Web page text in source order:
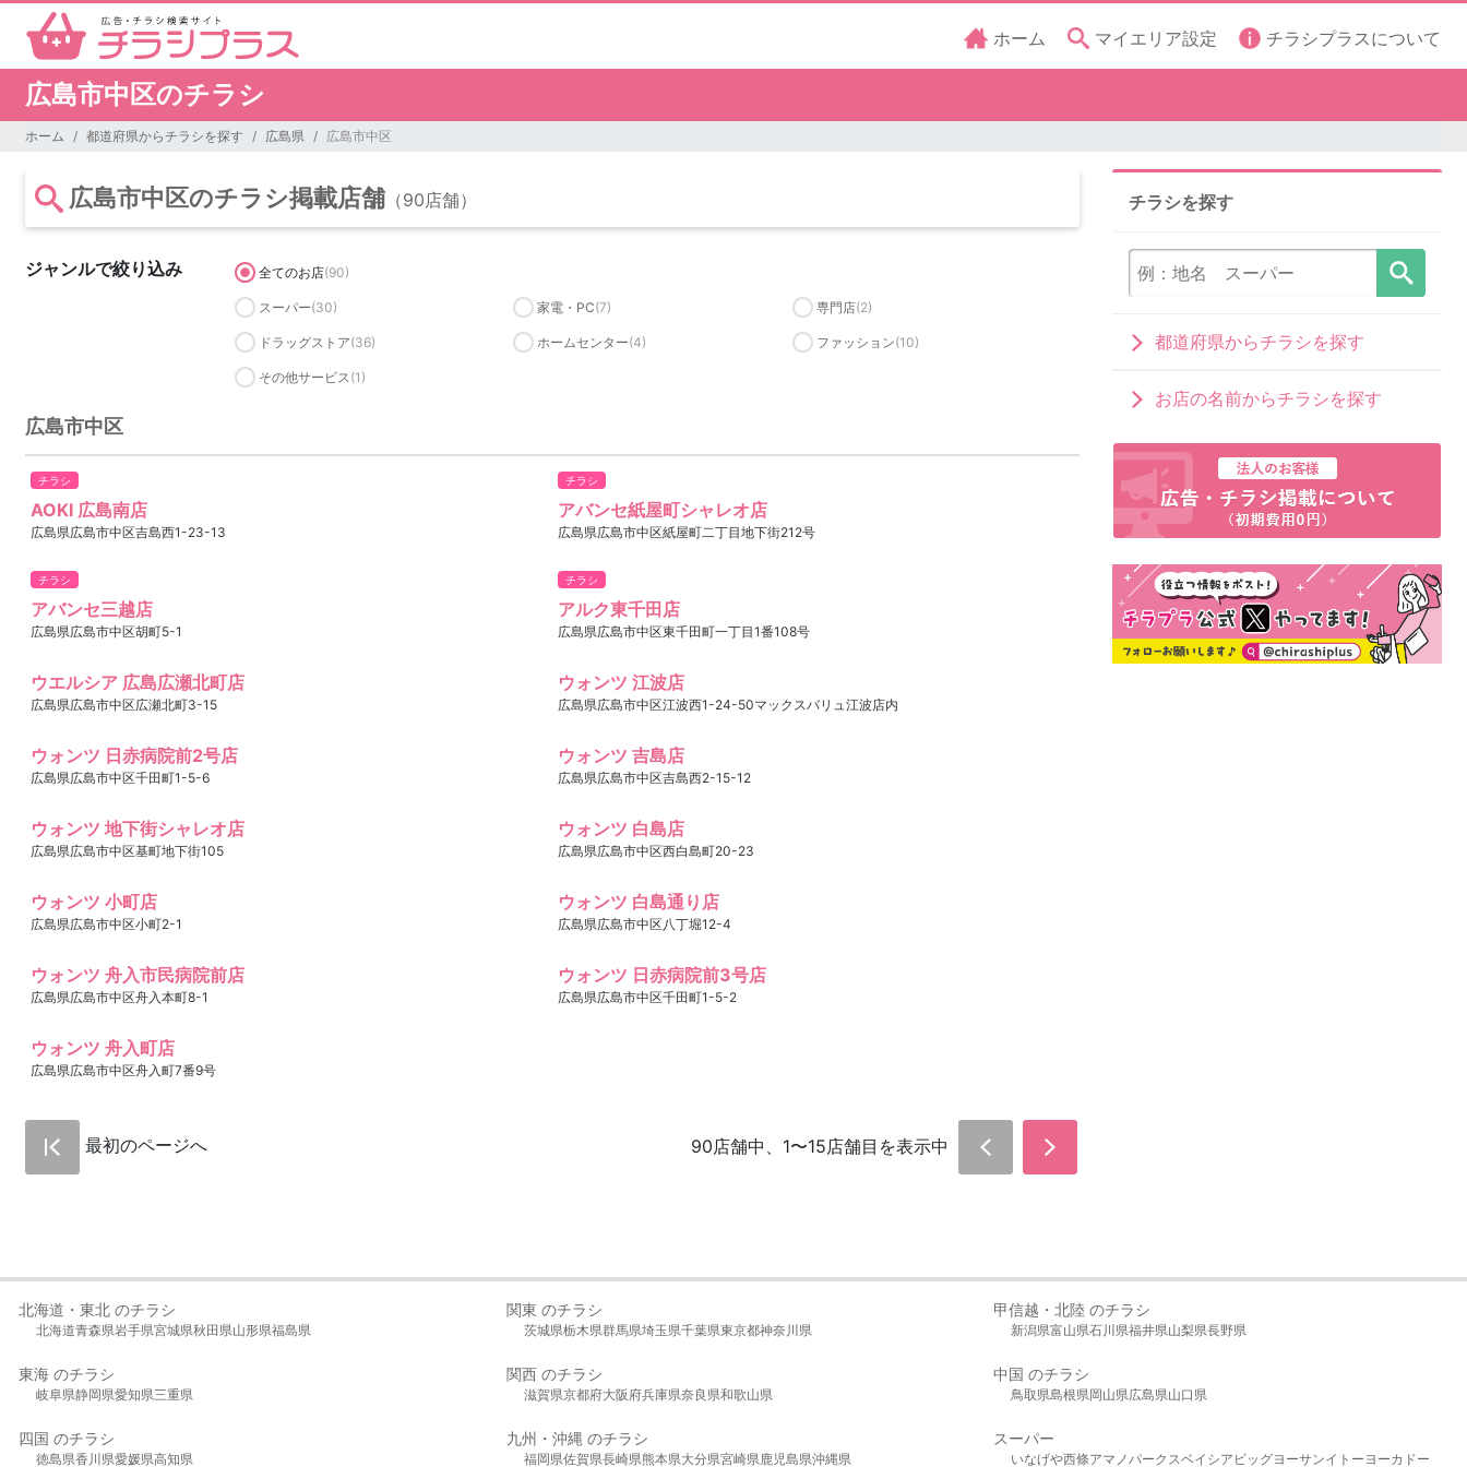
ホーム マイエリア設定 チラシプラスについて
広島市中区のチラシ
ホーム 都道府県からチラシを探す 広島県 広島市中区
広島市中区のチラシ掲載店舗 （90店舗）
ジャンルで絞り込み 全てのお店(90)
スーパー(30) 家電・PC(7) 専門店(2)
ドラッグストア(36) ホームセンター(4) ファッション(10)
その他サービス(1)
広島市中区
チラシ
AOKI 広島南店
広島県広島市中区吉島西1-23-13
チラシ
アバンセ紙屋町シャレオ店
広島県広島市中区紙屋町二丁目地下街212号
チラシ
アバンセ三越店
広島県広島市中区胡町5-1
チラシ
アルク東千田店
広島県広島市中区東千田町一丁目1番108号
ウエルシア 広島広瀬北町店
広島県広島市中区広瀬北町3-15
ウォンツ 江波店
広島県広島市中区江波西1-24-50マックスバリュ江波店内
ウォンツ 日赤病院前2号店
広島県広島市中区千田町1-5-6
ウォンツ 吉島店
広島県広島市中区吉島西2-15-12
ウォンツ 地下街シャレオ店
広島県広島市中区基町地下街105
ウォンツ 白島店
広島県広島市中区西白島町20-23
ウォンツ 小町店
広島県広島市中区小町2-1
ウォンツ 白島通り店
広島県広島市中区八丁堀12-4
ウォンツ 舟入市民病院前店
広島県広島市中区舟入本町8-1
ウォンツ 日赤病院前3号店
広島県広島市中区千田町1-5-2
ウォンツ 舟入町店
広島県広島市中区舟入町7番9号
最初のページへ 90店舗中、1〜15店舗目を表示中
チラシを探す
都道府県からチラシを探す
お店の名前からチラシを探す
北海道・東北 のチラシ
北海道青森県岩手県宮城県秋田県山形県福島県
関東 のチラシ
茨城県栃木県群馬県埼玉県千葉県東京都神奈川県
甲信越・北陸 のチラシ
新潟県富山県石川県福井県山梨県長野県
東海 のチラシ
岐阜県静岡県愛知県三重県
関西 のチラシ
滋賀県京都府大阪府兵庫県奈良県和歌山県
中国 のチラシ
鳥取県島根県岡山県広島県山口県
四国 のチラシ
徳島県香川県愛媛県高知県
九州・沖縄 のチラシ
福岡県佐賀県長崎県熊本県大分県宮崎県鹿児島県沖縄県
スーパー
いなげや西條アマノパークスベイシア ビッグヨーサンイトーヨーカドー